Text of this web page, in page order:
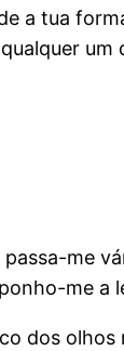
a tua
um
me
me a
dos